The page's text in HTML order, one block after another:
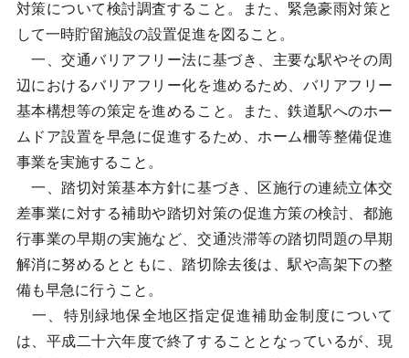
対策について検討調査すること。また、緊急豪雨対策と
して一時貯留施設の設置促進を図ること。
一、交通バリアフリー法に基づき、主要な駅やその周
辺におけるバリアフリー化を進めるため、バリアフリー
基本構想等の策定を進めること。また、鉄道駅へのホー
ムドア設置を早急に促進するため、ホーム柵等整備促進
事業を実施すること。
一、踏切対策基本方針に基づき、区施行の連続立体交
差事業に対する補助や踏切対策の促進方策の検討、都施
行事業の早期の実施など、交通渋滞等の踏切問題の早期
解消に努めるとともに、踏切除去後は、駅や高架下の整
備も早急に行うこと。
一、特別緑地保全地区指定促進補助金制度について
は、平成二十六年度で終了することとなっているが、現